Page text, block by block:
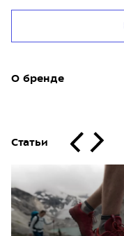
О бренде
Статьи